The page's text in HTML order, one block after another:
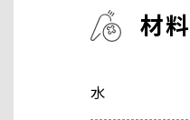
材
水